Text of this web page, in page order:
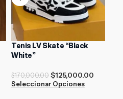
Tenis LV Skate “Black
White”
$170,000.00 $125,000.00
Seleccionar Opciones